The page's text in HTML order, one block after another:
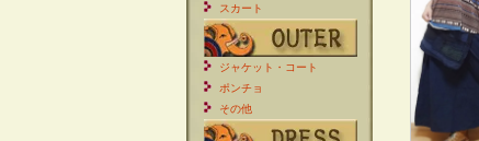
スカート
ジャケット・コート
ポンチョ
その他